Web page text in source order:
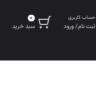
حساب کاربری
ثبت نام/ ورود
0
سبد خرید